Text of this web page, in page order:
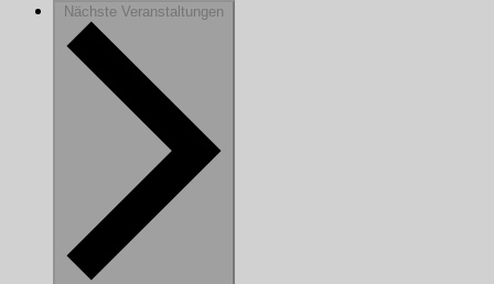
Nächste Veranstaltungen